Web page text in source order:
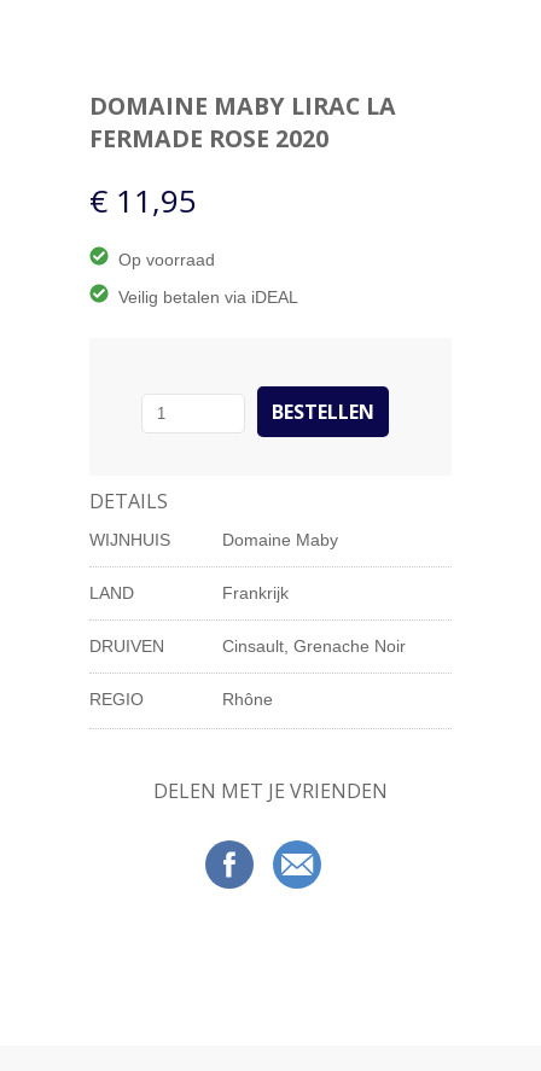
DOMAINE MABY LIRAC LA
FERMADE ROSE 2020
€ 11,95
Op voorraad
Veilig betalen via iDEAL
DETAILS
WIJNHUIS Domaine Maby
LAND Frankrijk
DRUIVEN Cinsault, Grenache Noir
REGIO Rhône
DELEN MET JE VRIENDEN